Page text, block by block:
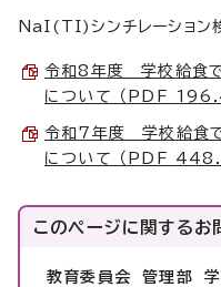
NaI(TI)シンチレーション
令和8年度 学校給食
について （PDF
令和7年度 学校給食
について （PDF
このページに関するお
教育委員会 管理部 学